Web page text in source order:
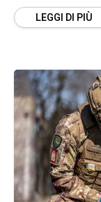
LEGGI DI PIÙ